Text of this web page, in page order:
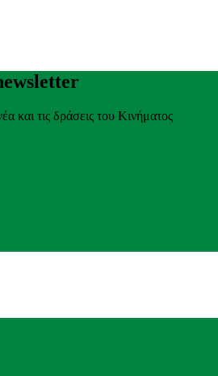
και τις δράσεις του Κινήματος